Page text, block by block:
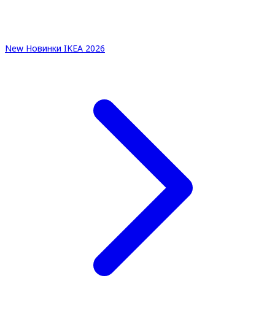
New Новинки IKEA 2026